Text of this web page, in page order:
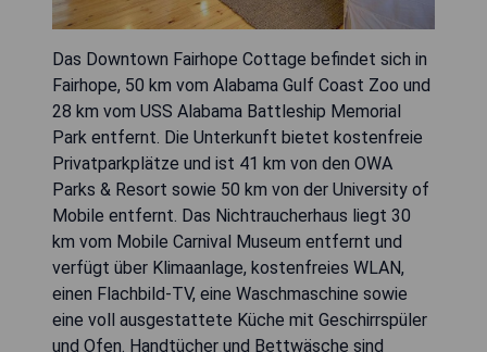
Das Downtown Fairhope Cottage befindet sich in
Fairhope, 50 km vom Alabama Gulf Coast Zoo und
28 km vom USS Alabama Battleship Memorial
Park entfernt. Die Unterkunft bietet kostenfreie
Privatparkplätze und ist 41 km von den OWA
Parks & Resort sowie 50 km von der University of
Mobile entfernt. Das Nichtraucherhaus liegt 30
km vom Mobile Carnival Museum entfernt und
verfügt über Klimaanlage, kostenfreies WLAN,
einen Flachbild-TV, eine Waschmaschine sowie
eine voll ausgestattete Küche mit Geschirrspüler
und Ofen. Handtücher und Bettwäsche sind